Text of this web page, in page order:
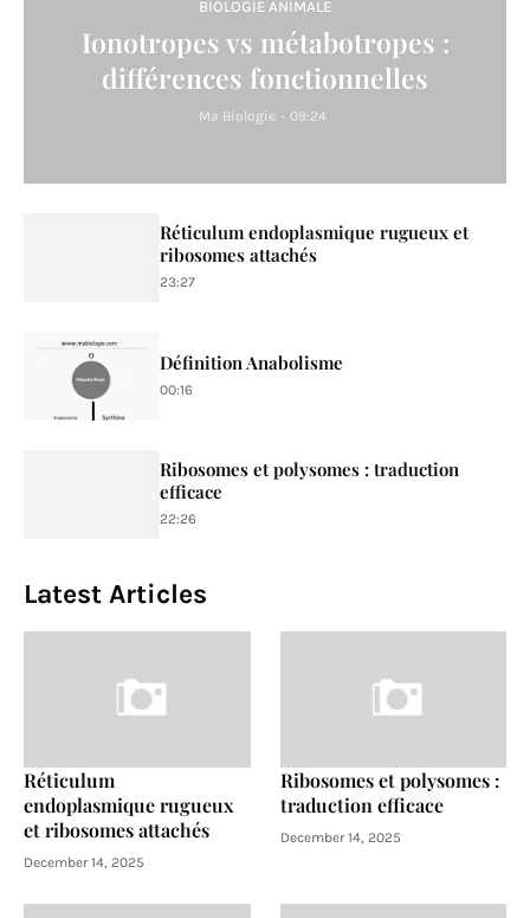
BIOLOGIE ANIMALE
Ionotropes vs métabotropes :
différences fonctionnelles
Ma Biologie - 09:24
Réticulum endoplasmique rugueux et
ribosomes attachés
23:27
Définition Anabolisme
00:16
Ribosomes et polysomes : traduction
efficace
22:26
Latest Articles
Réticulum
endoplasmique rugueux
et ribosomes attachés
December 14, 2025
Ribosomes et polysomes :
traduction efficace
December 14, 2025